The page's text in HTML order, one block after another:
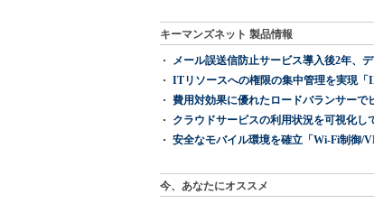
キーマンズネット 製品情報
メール誤送信防止サービス導入後2年、
ITリソースへの権限の集中管理を実現「
費用対効果に優れたロードバランサーで
クラウドサービスの利用状況を可視化し
安全なモバイル環境を確立「Wi-Fi制御/
今、あなたにオススメ